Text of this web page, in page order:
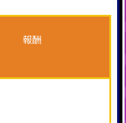
報酬